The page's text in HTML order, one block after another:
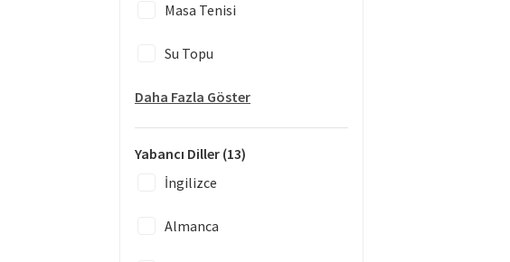
Masa Tenisi
Su Topu
Daha Fazla Göster
Yabancı Diller (13)
İngilizce
Almanca